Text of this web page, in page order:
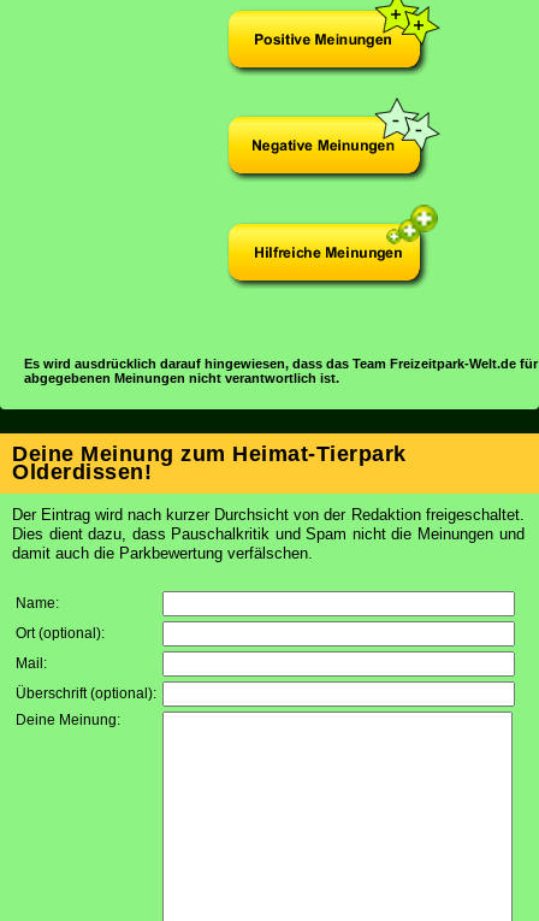
Es wird ausdrücklich darauf hingewiesen, dass das Team Freizeitpark-Welt.de
abgegebenen Meinungen nicht verantwortlich ist.
Deine Meinung zum Heimat-Tierpark
Olderdissen!
Der Eintrag wird nach kurzer Durchsicht von der Redaktion freigeschaltet.
Dies dient dazu, dass Pauschalkritik und Spam nicht die Meinungen und
damit auch die Parkbewertung verfälschen.
Name:
Ort (optional):
Mail:
Überschrift (optional):
Deine Meinung: